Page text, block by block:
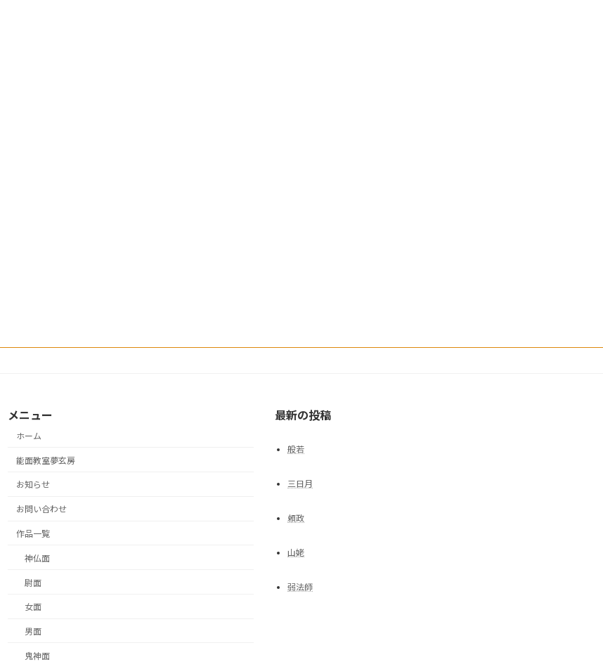
メニュー
ホーム
能面教室夢玄房
お知らせ
お問い合わせ
作品一覧
神仏面
尉面
女面
男面
鬼神面
最新の投稿
般若
三日月
頼政
山姥
弱法師